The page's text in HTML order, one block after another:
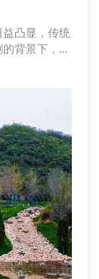
凸显，传统
背景下，逐
葬，石家庄